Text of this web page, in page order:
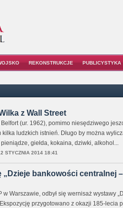
REKONSTRUKCJE PUBLICYSTYKA
z Wall Street
(ur. 1962), pomimo niesędziwego
ludzkich istnień. Długo by można
giełda, kokaina, dziwki, alkohol...
STYCZNIA 2014 18:41
„Dzieje bankowości centralnej
w Warszawie, odbył się wernisaż wystawy
przygotowano z okazji 185-lecia